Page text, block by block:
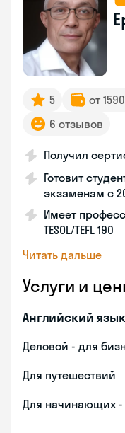
5 от
6 отзывов
Получил
Готовит
экзаменам с
Имеет
TESOL/TEFL 190
Читать дальше
Услуги и
Английский язык
Деловой - для
Для путешествий
Для начинающих